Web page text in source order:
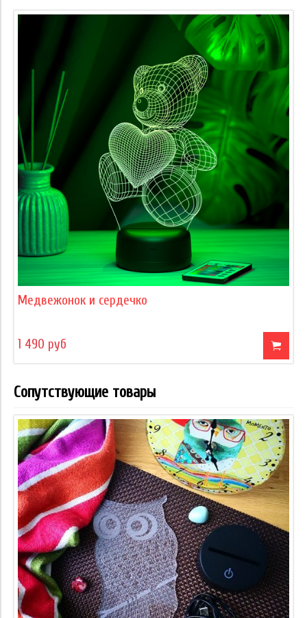
Медвежонок и сердечко
1 490 руб
Сопутствующие товары